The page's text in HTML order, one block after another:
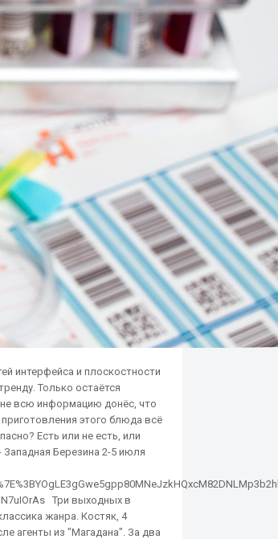
интерфейса и плоскостности
Только остаётся
не всю информацию донёс, что
этого блюда всё
Есть или не есть, или
Березина 2-5 июля
Три выходных в
жанра. Костяк, 4
агенты из "Магадана". За два